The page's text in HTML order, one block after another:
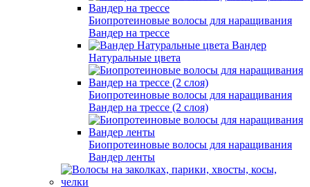
Биопротеиновые волосы для наращивания
Вандер на трессе
Вандер
Натуральные цвета
Биопротеиновые волосы для наращивания
Вандер на трессе (2 слоя)
Биопротеиновые волосы для наращивания
Вандер ленты